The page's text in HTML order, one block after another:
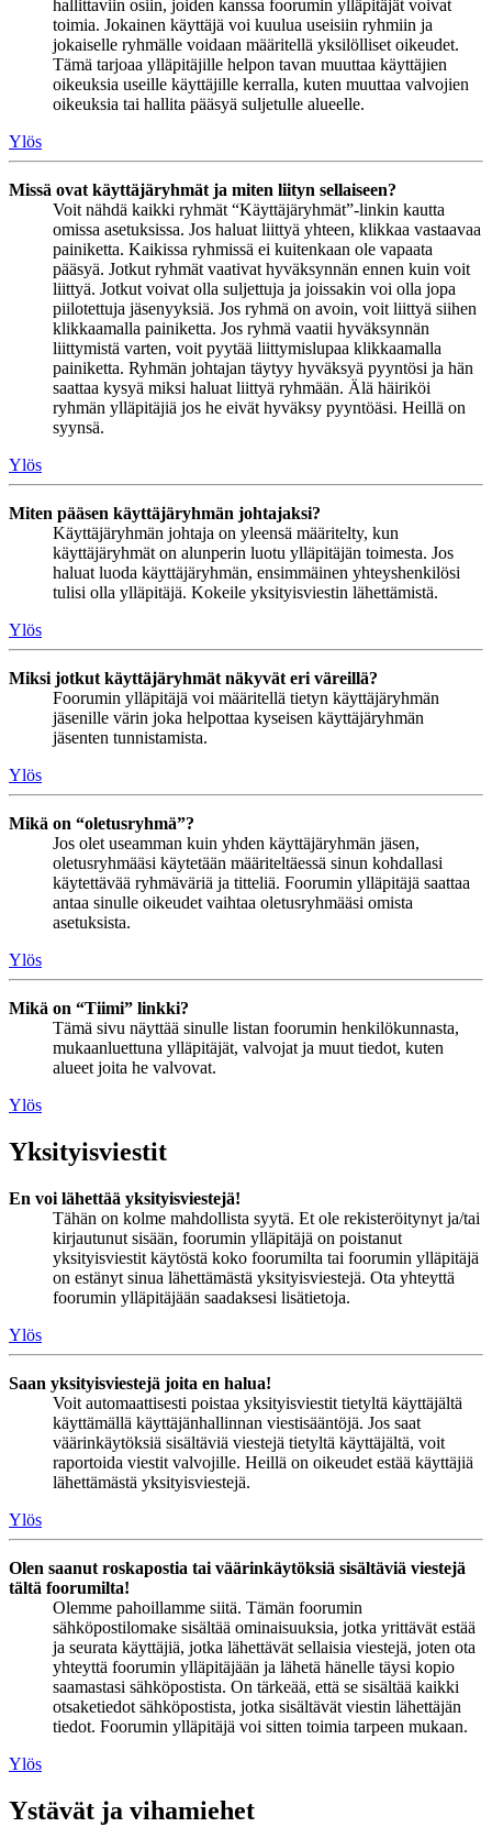
hallittaviin osiin, joiden kanssa foorumin ylläpitäjät voivat
toimia. Jokainen käyttäjä voi kuulua useisiin ryhmiin ja
jokaiselle ryhmälle voidaan määritellä yksilölliset oikeudet.
Tämä tarjoaa ylläpitäjille helpon tavan muuttaa käyttäjien
oikeuksia useille käyttäjille kerralla, kuten muuttaa valvojien
oikeuksia tai hallita pääsyä suljetulle alueelle.
Ylös
Missä ovat käyttäjäryhmät ja miten liityn sellaiseen?
Voit nähdä kaikki ryhmät “Käyttäjäryhmät”-linkin kautta
omissa asetuksissa. Jos haluat liittyä yhteen, klikkaa vastaavaa
painiketta. Kaikissa ryhmissä ei kuitenkaan ole vapaata
pääsyä. Jotkut ryhmät vaativat hyväksynnän ennen kuin voit
liittyä. Jotkut voivat olla suljettuja ja joissakin voi olla jopa
piilotettuja jäsenyyksiä. Jos ryhmä on avoin, voit liittyä siihen
klikkaamalla painiketta. Jos ryhmä vaatii hyväksynnän
liittymistä varten, voit pyytää liittymislupaa klikkaamalla
painiketta. Ryhmän johtajan täytyy hyväksyä pyyntösi ja hän
saattaa kysyä miksi haluat liittyä ryhmään. Älä häiriköi
ryhmän ylläpitäjiä jos he eivät hyväksy pyyntöäsi. Heillä on
syynsä.
Ylös
Miten pääsen käyttäjäryhmän johtajaksi?
Käyttäjäryhmän johtaja on yleensä määritelty, kun
käyttäjäryhmät on alunperin luotu ylläpitäjän toimesta. Jos
haluat luoda käyttäjäryhmän, ensimmäinen yhteyshenkilösi
tulisi olla ylläpitäjä. Kokeile yksityisviestin lähettämistä.
Ylös
Miksi jotkut käyttäjäryhmät näkyvät eri väreillä?
Foorumin ylläpitäjä voi määritellä tietyn käyttäjäryhmän
jäsenille värin joka helpottaa kyseisen käyttäjäryhmän
jäsenten tunnistamista.
Ylös
Mikä on “oletusryhmä”?
Jos olet useamman kuin yhden käyttäjäryhmän jäsen,
oletusryhmääsi käytetään määriteltäessä sinun kohdallasi
käytettävää ryhmäväriä ja titteliä. Foorumin ylläpitäjä saattaa
antaa sinulle oikeudet vaihtaa oletusryhmääsi omista
asetuksista.
Ylös
Mikä on “Tiimi” linkki?
Tämä sivu näyttää sinulle listan foorumin henkilökunnasta,
mukaanluettuna ylläpitäjät, valvojat ja muut tiedot, kuten
alueet joita he valvovat.
Ylös
Yksityisviestit
En voi lähettää yksityisviestejä!
Tähän on kolme mahdollista syytä. Et ole rekisteröitynyt ja/tai
kirjautunut sisään, foorumin ylläpitäjä on poistanut
yksityisviestit käytöstä koko foorumilta tai foorumin ylläpitäjä
on estänyt sinua lähettämästä yksityisviestejä. Ota yhteyttä
foorumin ylläpitäjään saadaksesi lisätietoja.
Ylös
Saan yksityisviestejä joita en halua!
Voit automaattisesti poistaa yksityisviestit tietyltä käyttäjältä
käyttämällä käyttäjänhallinnan viestisääntöjä. Jos saat
väärinkäytöksiä sisältäviä viestejä tietyltä käyttäjältä, voit
raportoida viestit valvojille. Heillä on oikeudet estää käyttäjiä
lähettämästä yksityisviestejä.
Ylös
Olen saanut roskapostia tai väärinkäytöksiä sisältäviä viestejä
tältä foorumilta!
Olemme pahoillamme siitä. Tämän foorumin
sähköpostilomake sisältää ominaisuuksia, jotka yrittävät estää
ja seurata käyttäjiä, jotka lähettävät sellaisia viestejä, joten ota
yhteyttä foorumin ylläpitäjään ja lähetä hänelle täysi kopio
saamastasi sähköpostista. On tärkeää, että se sisältää kaikki
otsaketiedot sähköpostista, jotka sisältävät viestin lähettäjän
tiedot. Foorumin ylläpitäjä voi sitten toimia tarpeen mukaan.
Ylös
Ystävät ja vihamiehet